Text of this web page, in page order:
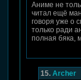
Аниме не
читал ещё
говоря уже о
только ради
полная бяка,
15. Archer